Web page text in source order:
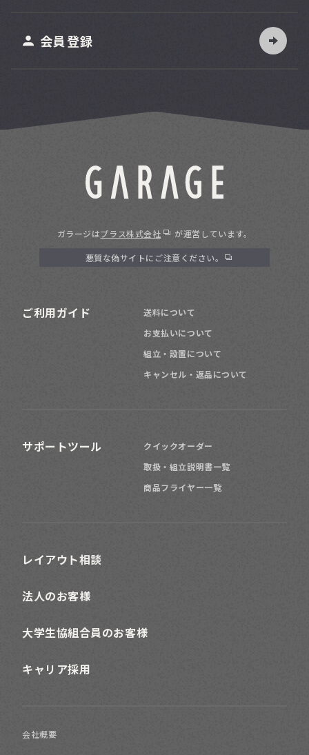
会員登録
ガラージはプラス株式会社 が運営しています。
悪質な偽サイトにご注意ください。
ご利用ガイド
送料について
お支払いについて
組立・設置について
キャンセル・返品について
サポートツール
クイックオーダー
取扱・組立説明書一覧
商品フライヤー一覧
レイアウト相談
法人のお客様
大学生協組合員のお客様
キャリア採用
会社概要